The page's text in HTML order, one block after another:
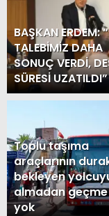
BAŞKAN ERDEM:
TALEBİMİZ DAHA
SONUÇ VERDİ,
SÜRESİ UZATILDI”
Toplu taşıma
araçlarının
bekleyen
almadan geçme
yok